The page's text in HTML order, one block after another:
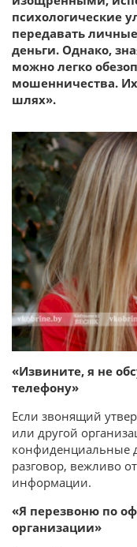
психологические
передавать
деньги. Однако,
можно легко
мошенничества.
шлях».
«Извините, я не
телефону»
Если звонящий
или другой
конфиденциальные
разговор, вежливо
информации.
«Я перезвоню по
организации»